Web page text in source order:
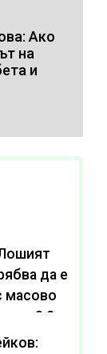
Ако
на
и
да е
масово
от 3,2